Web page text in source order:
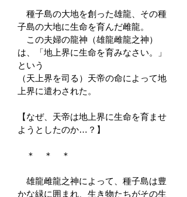
種子島の大地を創った雄龍、その種
子島の大地に生命を育んだ雌龍。
この夫婦の龍神（雄龍雌龍之神）
は、「地上界に生命を育みなさい。」
という
（天上界を司る）天帝の命によって地
上界に遣わされた。
【なぜ、天帝は地上界に生命を育ませ
ようとしたのか…？】
＊ ＊ ＊
雄龍雌龍之神によって、種子島は豊
かな緑に囲まれ、生き物たちがその生